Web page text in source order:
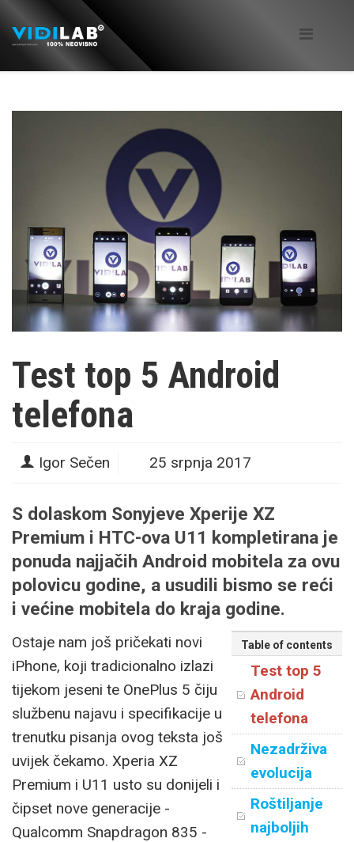
Test top 5 Android
telefona
Igor Sečen 25 srpnja 2017
S dolaskom Sonyjeve Xperije XZ
Premium i HTC-ova U11 kompletirana je
ponuda najjačih Android mobitela za ovu
polovicu godine, a usudili bismo se reći
i većine mobitela do kraja godine.
Table of contents
Test top 5
Android
telefona
Nezadrživa
evolucija
Roštiljanje
najboljih
Ostaje nam još pričekati novi
iPhone, koji tradicionalno izlazi
tijekom jeseni te OnePlus 5 čiju
službenu najavu i specifikacije u
trenutku pisanja ovog teksta još
uvijek čekamo. Xperia XZ
Premium i U11 usto su donijeli i
čipset nove generacije -
Qualcomm Snapdragon 835 -